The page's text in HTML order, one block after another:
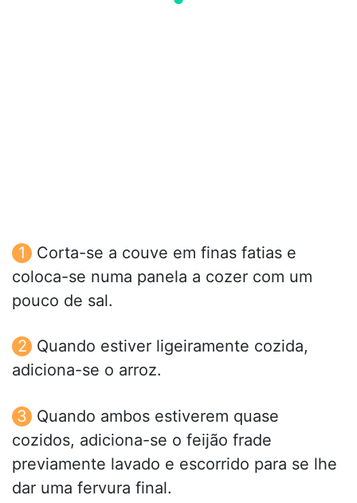
Corta-se a couve em finas fatias e
coloca-se numa panela a cozer com um
pouco de sal.
Quando estiver ligeiramente cozida,
adiciona-se o arroz.
Quando ambos estiverem quase
cozidos, adiciona-se o feijão frade
previamente lavado e escorrido para se lhe
dar uma fervura final.